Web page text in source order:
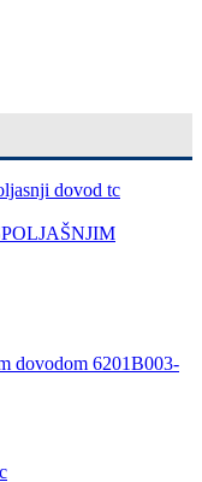
dovodom 6201B003-